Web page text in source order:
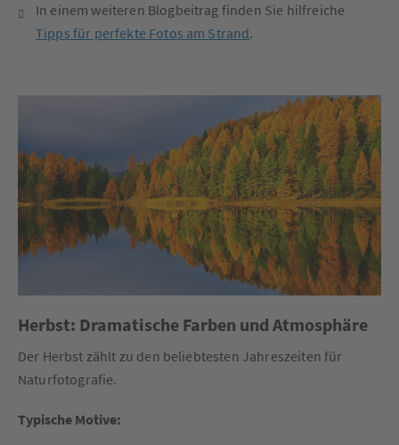
In einem weiteren Blogbeitrag finden Sie hilfreiche
Tipps für perfekte Fotos am Strand.
Herbst: Dramatische Farben und Atmosphäre
Der Herbst zählt zu den beliebtesten Jahreszeiten für
Naturfotografie.
Typische Motive: